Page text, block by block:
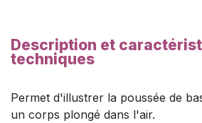
Description et
techniques
Permet d'illustrer la poussée de
un corps plongé dans l'air.